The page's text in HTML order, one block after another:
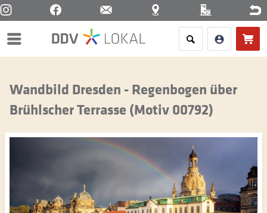
Menü
Wandbild Dresden - Regenbogen über
Brühlscher Terrasse (Motiv 00792)